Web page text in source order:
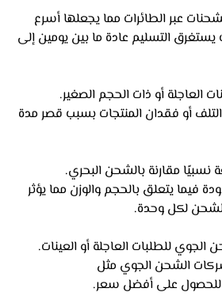
عبر الطائرات مما يجعلها أسرع
التسليم عادة ما بين يومين إلى
العاجلة أو ذات الحجم الصغير.
أو فقدان المنتجات بسبب قصر مدة
نسبيًا مقارنة بالشحن البحري.
فيما يتعلق بالحجم والوزن مما يؤثر
لكل وحدة.
للطلبات العاجلة أو العينات.
الشحن الجوي مثل
للحصول على أفضل سعر.